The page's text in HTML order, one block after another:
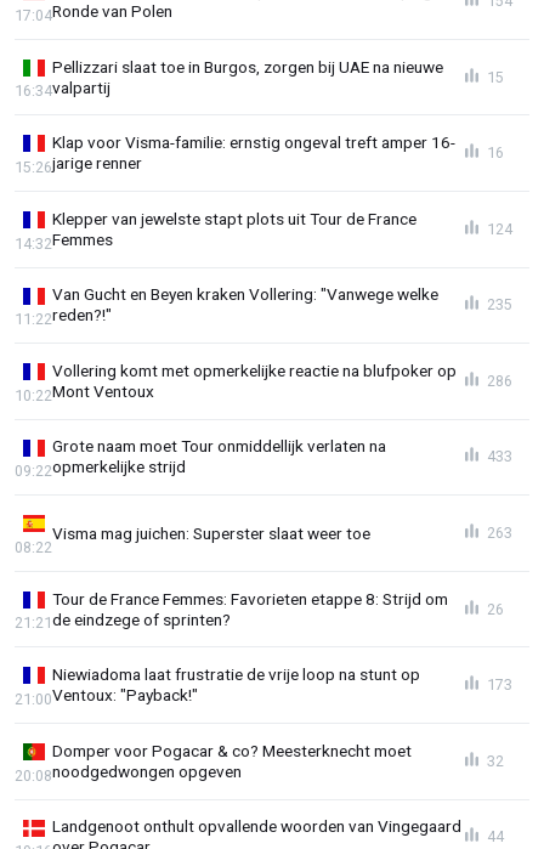
Ronde van Polen
17:04
Pellizzari slaat toe in Burgos, zorgen bij UAE na nieuwe
valpartij
16:34
15
Klap voor Visma-familie: ernstig ongeval treft amper 16-
jarige renner
15:26
16
Klepper van jewelste stapt plots uit Tour de France
Femmes
14:32
124
Van Gucht en Beyen kraken Vollering: "Vanwege welke
reden?!"
11:22
235
Vollering komt met opmerkelijke reactie na blufpoker op
Mont Ventoux
10:22
286
Grote naam moet Tour onmiddellijk verlaten na
opmerkelijke strijd
09:22
433
Visma mag juichen: Superster slaat weer toe
08:22
263
Tour de France Femmes: Favorieten etappe 8: Strijd om
de eindzege of sprinten?
21:21
26
Niewiadoma laat frustratie de vrije loop na stunt op
Ventoux: "Payback!"
21:00
173
Domper voor Pogacar & co? Meesterknecht moet
noodgedwongen opgeven
20:08
32
Landgenoot onthult opvallende woorden van Vingegaard
44